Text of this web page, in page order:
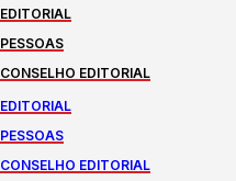
EDITORIAL
PESSOAS
CONSELHO EDITORIAL
EDITORIAL
PESSOAS
CONSELHO EDITORIAL